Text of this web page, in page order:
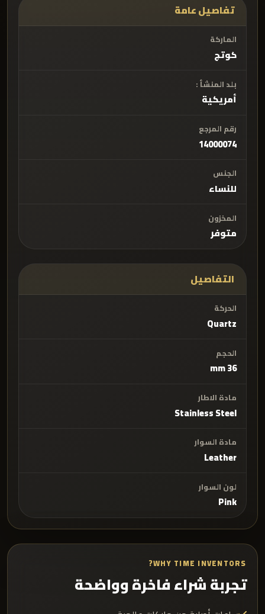
تفاصيل عامة
الماركة
كوتچ
بلد المنشأ :
أمريكية
رقم المرجع
14000074
الجنس
للنساء
المخزون
متوفر
التفاصيل
الحركة
Quartz
الحجم
36 mm
مادة الاطار
Stainless Steel
مادة السوار
Leather
لون السوار
Pink
WHY TIME INVENTORS?
تجربة شراء فاخرة وواضحة